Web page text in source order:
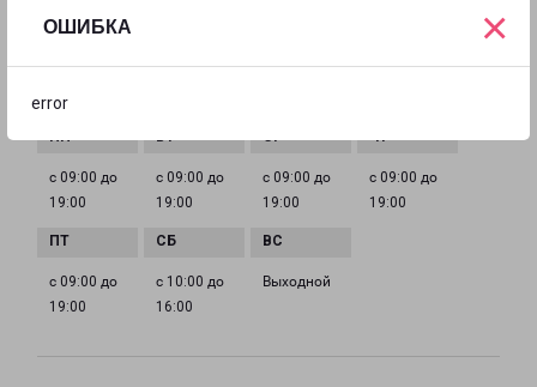
ОШИБКА
error
×
EMAIL
ГРАФИК РАБОТЫ
с 09:00 до
19:00
с 09:00 до
19:00
с 09:00 до
19:00
с 09:00 до
19:00
с 09:00 до
19:00
с 10:00 до
16:00
Выходной